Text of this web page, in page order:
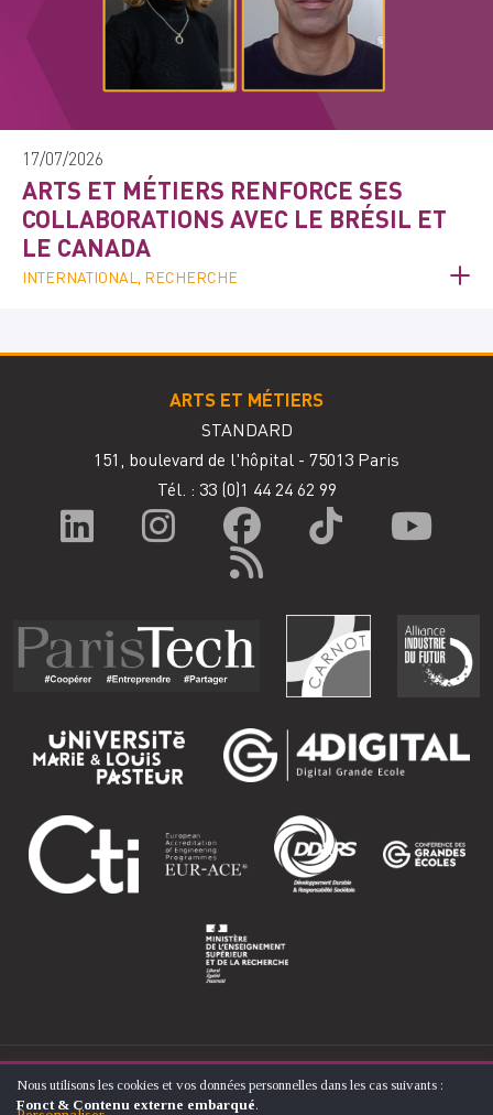
17/07/2026
ARTS ET MÉTIERS RENFORCE SES
COLLABORATIONS AVEC LE BRÉSIL ET
LE CANADA
INTERNATIONAL, RECHERCHE
ARTS ET MÉTIERS
STANDARD
151, boulevard de l'hôpital - 75013 Paris
Tél. : 33 (0)1 44 24 62 99
© ÉCOLE NATIONALE SUPÉRIEURE D'ARTS ET MÉTIERS
FOOTERCONTACT MENTIONS LÉGALES
UTILISATION
Nous utilisons les cookies et vos données personnelles dans les cas suivants :
Fonct & Contenu externe embarqué.